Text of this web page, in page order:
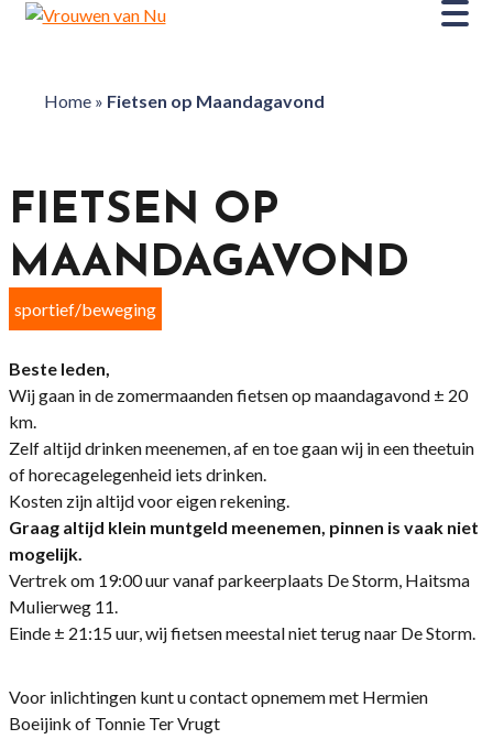
Home» Fietsen op Maandagavond
FIETSEN OP
MAANDAGAVOND
sportief/beweging
Beste leden,
Wij gaan in de zomermaanden fietsen op maandagavond ± 20
km.
Zelf altijd drinken meenemen, af en toe gaan wij in een theetuin
of horecagelegenheid iets drinken.
Kosten zijn altijd voor eigen rekening.
Graag altijd klein muntgeld meenemen, pinnen is vaak niet
mogelijk.
Vertrek om 19:00 uur vanaf parkeerplaats De Storm, Haitsma
Mulierweg 11.
Einde ± 21:15 uur, wij fietsen meestal niet terug naar De Storm.
Voor inlichtingen kunt u contact opnemem met Hermien
Boeijink of Tonnie Ter Vrugt